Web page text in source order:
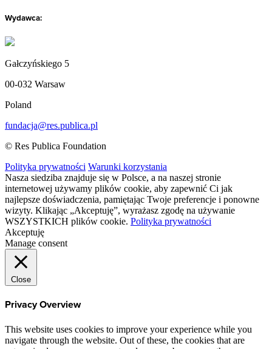
Wydawca:
Gałczyńskiego 5
00-032 Warsaw
Poland
fundacja@res.publica.pl
© Res Publica Foundation
Polityka prywatności Warunki korzystania
Nasza siedziba znajduje się w Polsce, a na naszej stronie
internetowej używamy plików cookie, aby zapewnić Ci jak
najlepsze doświadczenia, pamiętając Twoje preferencje i ponowne
wizyty. Klikając „Akceptuję”, wyrażasz zgodę na używanie
WSZYSTKICH plików cookie. Polityka prywatności
Akceptuję
Manage consent
Close
Privacy Overview
This website uses cookies to improve your experience while you
navigate through the website. Out of these, the cookies that are